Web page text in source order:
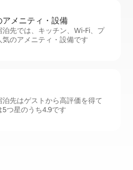
メ⁠ニ⁠テ⁠ィ・設⁠備
泊先では、キッチン、Wi-Fi、プ
のアメニティ・設備です
泊先はゲストから高評価を得て
つ星のうち4.9です